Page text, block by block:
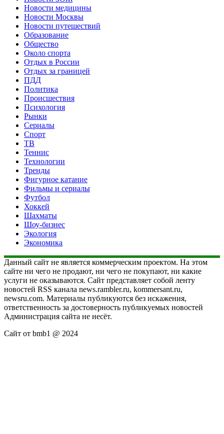
Новости медицины
Новости Москвы
Новости путешествий
Образование
Общество
Около спорта
Отдых в России
Отдых за границей
ПДД
Политика
Происшествия
Психология
Рынки
Сериалы
Спорт
ТВ
Теннис
Технологии
Тренды
Фигурное катание
Фильмы и сериалы
Футбол
Хоккей
Шахматы
Шоу-бизнес
Экология
Экономика
Данный сайт не является коммерческим проектом. На этом
сайте ни чего не продают, ни чего не покупают, ни какие
услуги не оказываются. Сайт представляет собой ленту
новостей RSS канала news.rambler.ru, kommersant.ru,
newsru.com. Материалы публикуются без искажения,
ответственность за достоверность публикуемых новостей
Администрация сайта не несёт.
Сайт от bmb1 @ 2024